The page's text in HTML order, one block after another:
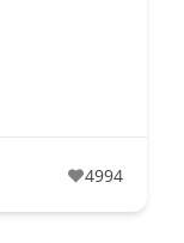
4994